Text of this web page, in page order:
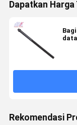
Dapatkan
Rekomendasi